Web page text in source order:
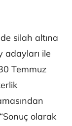
silah altına
adayları ile
Temmuz
olarak